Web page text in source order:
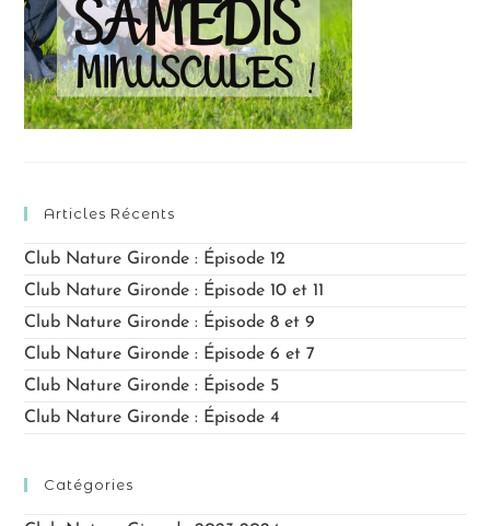
Articles Récents
Club Nature Gironde : Épisode 12
Club Nature Gironde : Épisode 10 et 11
Club Nature Gironde : Épisode 8 et 9
Club Nature Gironde : Épisode 6 et 7
Club Nature Gironde : Épisode 5
Club Nature Gironde : Épisode 4
Catégories